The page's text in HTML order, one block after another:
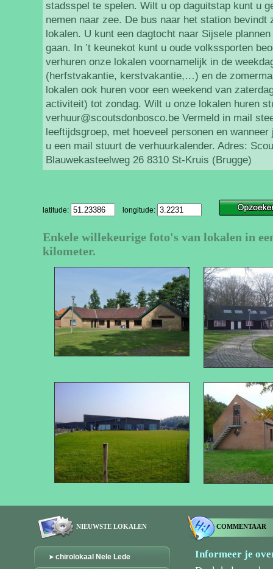
stadsspel te spelen. Wilt u op daguitstap kunt u
nemen naar zee. De bus naar het station bevindt
lokalen. U kunt een dagtocht naar Sijsele plannen
gaan. In ’t keunekot kunt u oude volkssporten
verhuren onze lokalen voornamelijk in de
(herfstvakantie, kerstvakantie,…) en de
lokalen ook huren voor een weekend van
activiteit) tot zondag. Wilt u onze lokalen huren
verhuur@scoutsdonbosco.be Vermeld in mail
leeftijdsgroep, met hoeveel personen en
u een mail stuurt de verhuurkalender. Adres:
Blauwekasteelweg 26 8310 St-Kruis (Brugge)
latitude: longitude:
Enkele willekeurige foto's van lokalen in
kilometer.
NIEUWSTE LOKALEN
chirolokaal Nele Lede
COMMENTAAR
Informeer je